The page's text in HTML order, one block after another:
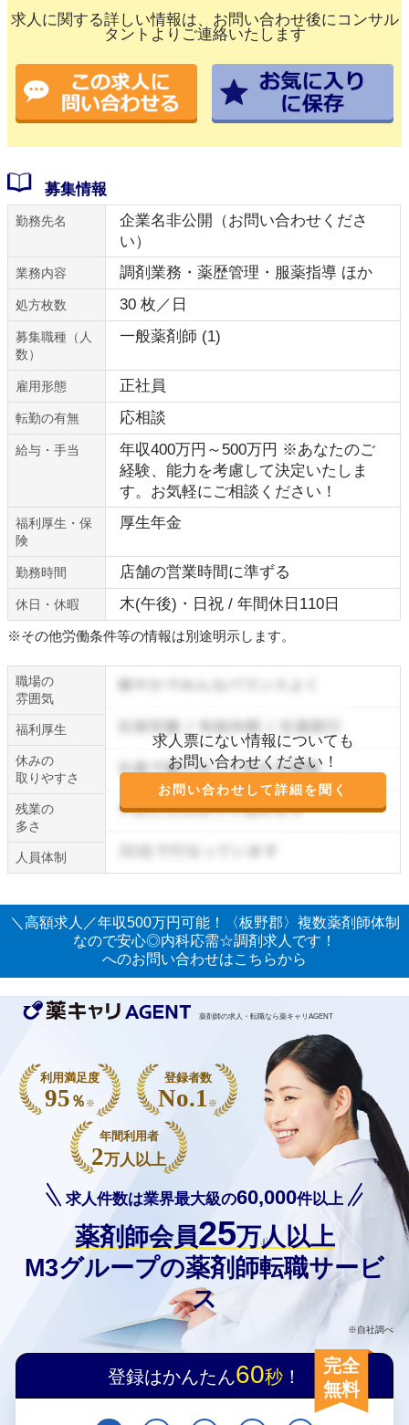
求人に関する詳しい情報は、お問い合わせ後にコンサル
タントよりご連絡いたします
募集情報
勤務先名
企業名非公開（お問い合わせくださ
い）
業務内容 調剤業務・薬歴管理・服薬指導 ほか
処方枚数 30 枚／日
募集職種（人
数）
一般薬剤師 (1)
雇用形態 正社員
転勤の有無 応相談
給与・手当
年収400万円～500万円 ※あなたのご
経験、能力を考慮して決定いたしま
す。お気軽にご相談ください！
福利厚生・保
険
厚生年金
勤務時間 店舗の営業時間に準ずる
休日・休暇 木(午後)・日祝 / 年間休日110日
※その他労働条件等の情報は別途明示します。
職場の
雰囲気
求人票にない情報についても
お問い合わせください！
お問い合わせして詳細を聞く
福利厚生
休みの
取りやすさ
残業の
多さ
人員体制
＼高額求人／年収500万円可能！〈板野郡〉複数薬剤師体制
なので安心◎内科応需☆調剤求人です！
へのお問い合わせはこちらから
薬剤師の求人・転職なら薬キャリAGENT
求人件数は業界最大級の60,000件以上
薬剤師会員25万人以上
M3グループの薬剤師転職サービ
ス
※自社調べ
利用満足度
95 ％ ※
登録者数
No.1 ※
年間利用者
2万人以上
登録はかんたん60秒 ！
完全
無料